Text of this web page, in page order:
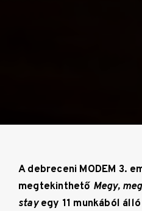
A debreceni MODEM 3.
megtekinthető Megy,
stayegy 11 munkából